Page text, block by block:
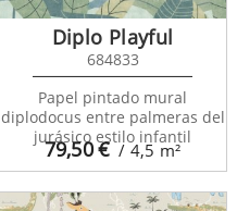
79,50€ / 4,5 m²
Diplo Playful
684833
Papel pintado mural
diplodocus entre palmeras del
jurásico estilo infantil